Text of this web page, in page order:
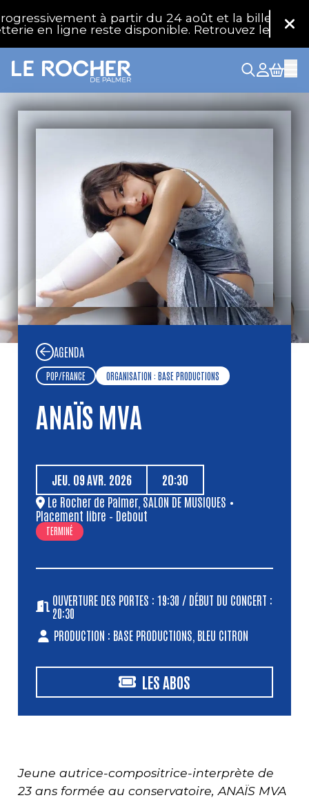
à partir du 24 août et la billetterie
en ligne reste disponible. Retrouvez les
Jeune autrice-compositrice-interprète de
23 ans formée au conservatoire, ANAÏS MVA
AGENDA
POP/FRANCE ORGANISATION : BASE PRODUCTIONS
ANAÏS MVA
JEU. 09AVR. 2026
20:30
Le Rocher de Palmer SALON DE MUSIQUES •
Placement libre – Debout
TERMINÉ
OUVERTURE DES PORTES : 19:30 / DÉBUT DU CONCERT :
20:30
PRODUCTION : BASE PRODUCTIONS, BLEU CITRON
LES ABOS